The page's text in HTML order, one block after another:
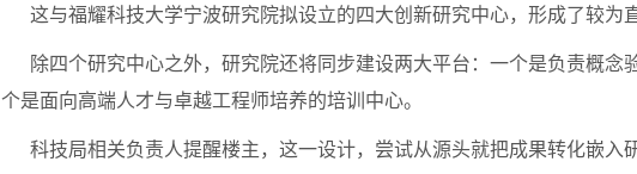
这与福耀科技大学宁波研究院拟设立的四大创新研究中心，形成了较为
除四个研究中心之外，研究院还将同步建设两大平台：一个是负责概念
个是面向高端人才与卓越工程师培养的培训中心。
科技局相关负责人提醒楼主，这一设计，尝试从源头就把成果转化嵌入